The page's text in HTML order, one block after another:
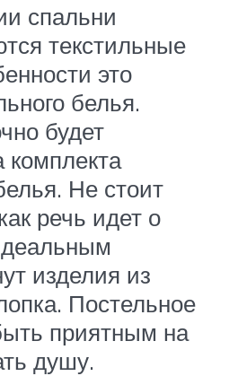
спальни
текстильные
это
белья.
будет
комплекта
Не стоит
речь идет о
изделия из
Постельное
приятным на
душу.